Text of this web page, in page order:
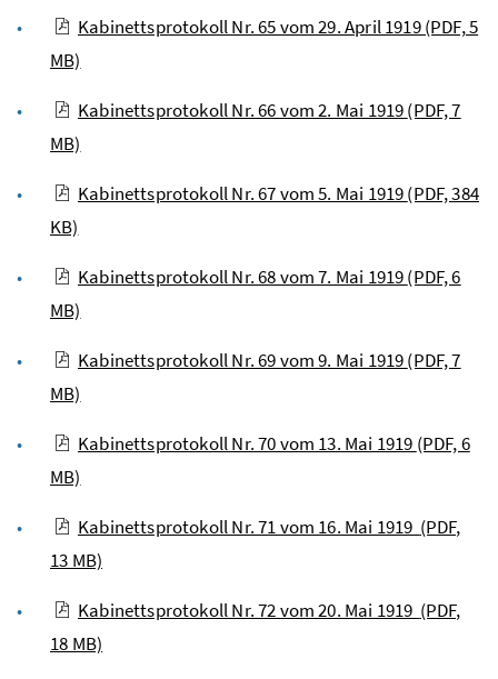
Kabinettsprotokoll Nr. 65 vom 29. April 1919(PDF, 5
MB)
Kabinettsprotokoll Nr. 66 vom 2. Mai 1919(PDF, 7
MB)
Kabinettsprotokoll Nr. 67 vom 5. Mai 1919(PDF, 384
KB)
Kabinettsprotokoll Nr. 68 vom 7. Mai 1919(PDF, 6
MB)
Kabinettsprotokoll Nr. 69 vom 9. Mai 1919(PDF, 7
MB)
Kabinettsprotokoll Nr. 70 vom 13. Mai 1919 (PDF, 6
MB)
Kabinettsprotokoll Nr. 71 vom 16. Mai 1919 (PDF,
13 MB)
Kabinettsprotokoll Nr. 72 vom 20. Mai 1919 (PDF,
18 MB)